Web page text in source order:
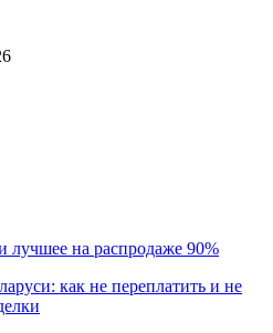
лучшее на распродаже 90%
как не переплатить и не